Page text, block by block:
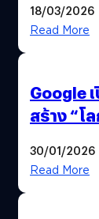
18/03/2026
Read More
Google
สร้าง “โ
30/01/2026
Read More